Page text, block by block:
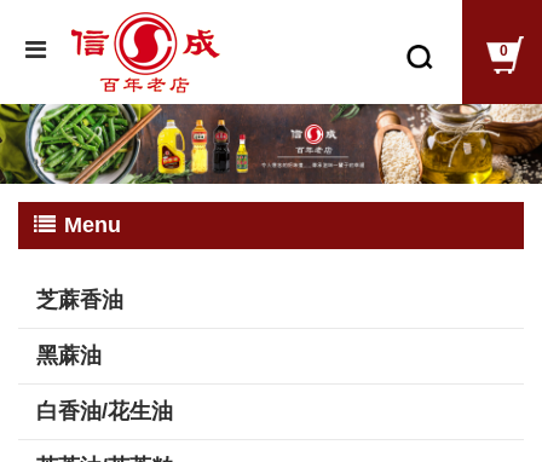
0
Menu
芝蔴香油
黑蔴油
白香油/花生油